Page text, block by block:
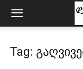
Tag: